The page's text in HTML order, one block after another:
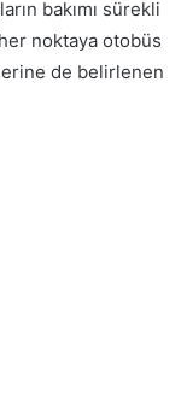
bakımı sürekli
noktaya otobüs
de belirlenen